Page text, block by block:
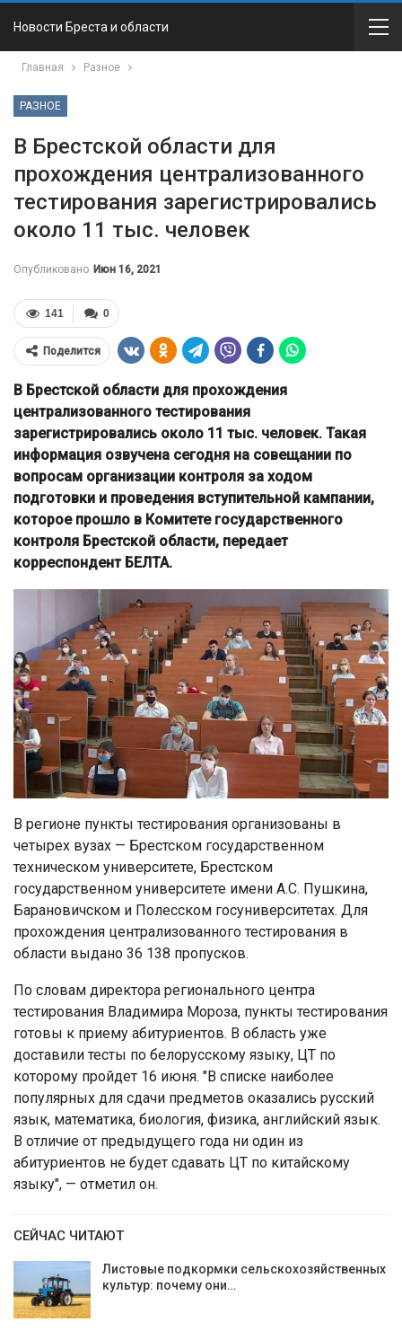
Новости Бреста и области
Главная Разное
РАЗНОЕ
В Брестской области для
прохождения централизованного
тестирования зарегистрировались
около 11 тыс. человек
Опубликовано Июн 16, 2021
0
141
Поделится
В Брестской области для прохождения
централизованного тестирования
зарегистрировались около 11 тыс. человек. Такая
информация озвучена сегодня на совещании по
вопросам организации контроля за ходом
подготовки и проведения вступительной кампании,
которое прошло в Комитете государственного
контроля Брестской области, передает
корреспондент БЕЛТА.
В регионе пункты тестирования организованы в
четырех вузах — Брестском государственном
техническом университете, Брестском
государственном университете имени А.С. Пушкина,
Барановичском и Полесском госуниверситетах. Для
прохождения централизованного тестирования в
области выдано 36 138 пропусков.
По словам директора регионального центра
тестирования Владимира Мороза, пункты тестирования
готовы к приему абитуриентов. В область уже
доставили тесты по белорусскому языку, ЦТ по
которому пройдет 16 июня. "В списке наиболее
популярных для сдачи предметов оказались русский
язык, математика, биология, физика, английский язык.
В отличие от предыдущего года ни один из
абитуриентов не будет сдавать ЦТ по китайскому
языку", — отметил он.
СЕЙЧАС ЧИТАЮТ
Листовые подкормки сельскохозяйственных
культур: почему они…